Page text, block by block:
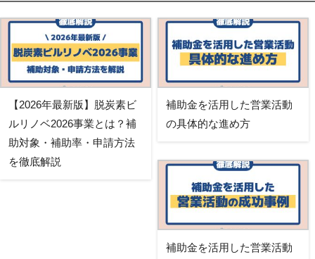
【2026年最新版】脱炭素ビ
ルリノベ2026事業とは？補
助対象・補助率・申請方法
を徹底解説
補助金を活用した営業活動
の具体的な進め方
補助金を活用した営業活動